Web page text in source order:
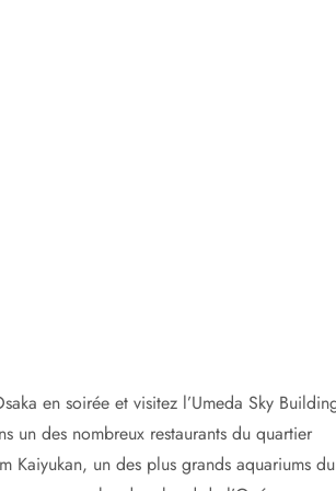
très prisée et surtout très
à des groupes publics et les
une bonne quinzaine d’auberges
les salles de bains sont
naturelle). Que demander de plus ?